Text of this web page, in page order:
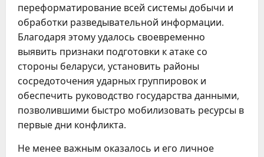
переформатирование всей системы добычи и
обработки разведывательной информации.
Благодаря этому удалось своевременно
выявить признаки подготовки к атаке со
стороны беларуси, установить районы
сосредоточения ударных группировок и
обеспечить руководство государства данными,
позволившими быстро мобилизовать ресурсы в
первые дни конфликта.
Не менее важным оказалось и его личное